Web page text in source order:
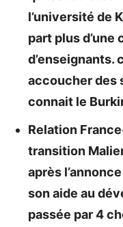
l’université de
part plus
accoucher des
connait le
Relation
transition
après
son aide au
passée par 4